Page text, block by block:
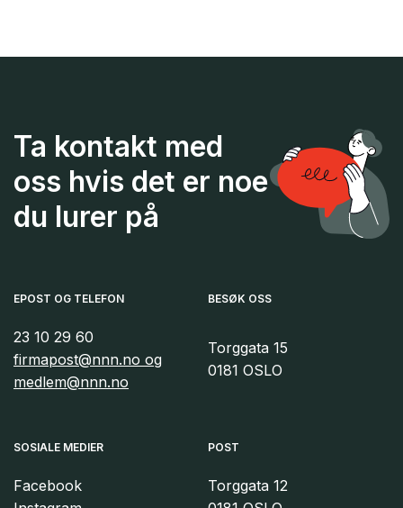
Ta kontakt med
oss hvis det er noe
du lurer på
EPOST OG TELEFON
23 10 29 60
firmapost@nnn.no og
medlem@nnn.no
SOSIALE MEDIER
Facebook
BESØK OSS
Torggata 15
0181 OSLO
POST
Torggata 12